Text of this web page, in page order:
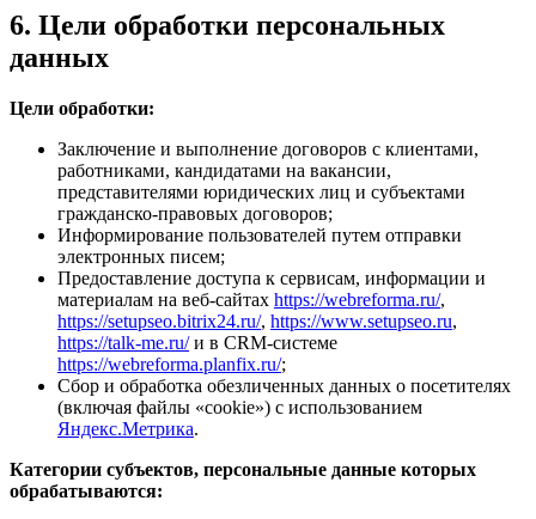
6. Цели обработки персональных
данных
Цели обработки:
Заключение и выполнение договоров с клиентами,
работниками, кандидатами на вакансии,
представителями юридических лиц и субъектами
гражданско-правовых договоров;
Информирование пользователей путем отправки
электронных писем;
Предоставление доступа к сервисам, информации и
материалам на веб-сайтах https://webreforma.ru/,
https://setupseo.bitrix24.ru/, https://www.setupseo.ru,
https://talk-me.ru/и в CRM-системе
https://webreforma.planfix.ru/;
Сбор и обработка обезличенных данных о посетителях
(включая файлы «cookie») с использованием
Яндекс.Метрика.
Категории субъектов, персональные данные которых
обрабатываются: